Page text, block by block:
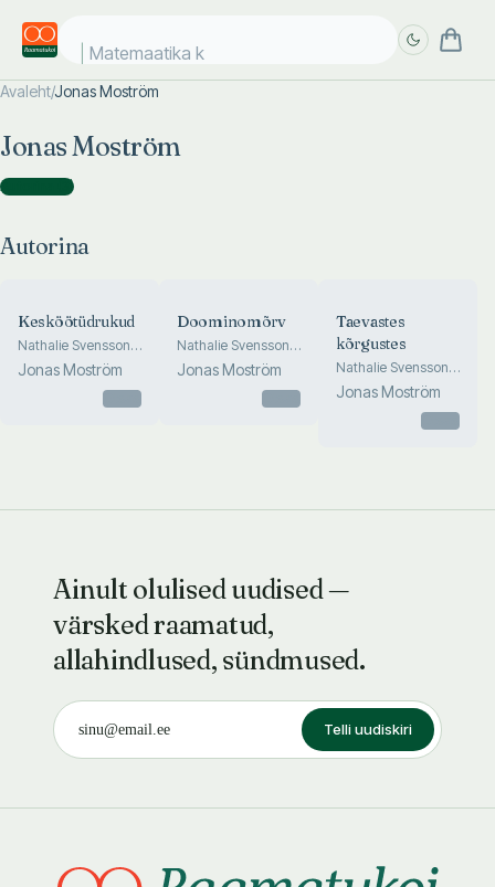
Matemaatika ko
Avaleht/Jonas Moström
Jonas Moström
Autorina )
Autorina
Kesköötüdrukud
Nathalie Svenssoni
ja Johan Axbergi
sari III
Jonas Moström
Doominomõrv
Nathalie Svenssoni
sari II
Jonas Moström
Taevastes
kõrgustes
Nathalie Svenssoni
sari I
Jonas Moström
Ainult olulised uudised —
värsked raamatud,
allahindlused, sündmused.
Telli uudiskiri